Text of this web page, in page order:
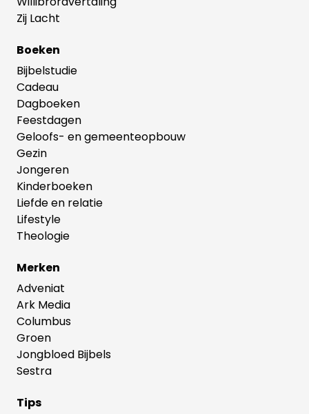
Zij Lacht
Boeken
Bijbelstudie
Cadeau
Dagboeken
Feestdagen
Geloofs- en gemeenteopbouw
Gezin
Jongeren
Kinderboeken
Liefde en relatie
Lifestyle
Theologie
Merken
Adveniat
Ark Media
Columbus
Groen
Jongbloed Bijbels
Sestra
Tips